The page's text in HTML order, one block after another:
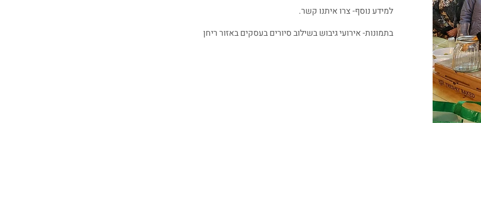
למידע נוסף- צרו איתנו קשר.
בתמונות- אירועי גיבוש בשילוב סיורים בעסקים באזור ריחן